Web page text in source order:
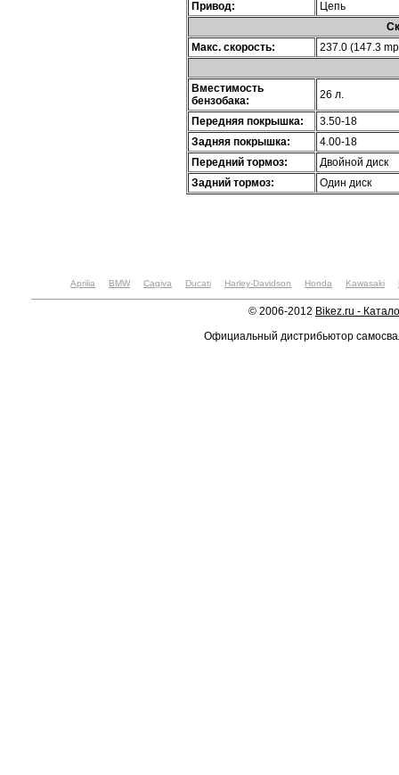
Привод:
Цепь
Макс. скорость:
237.0 (147.3
Вместимость
бензобака:
26 л.
Передняя покрышка:
3.50-18
Задняя покрышка:
4.00-18
Передний тормоз:
Двойной диск
Задний тормоз:
Один диск
Aprilia BMW Cagiva Ducati Harley-Davidson Honda Kawasaki
© 2006-2012 Bikez.ru -
Официальный дистрибьютор